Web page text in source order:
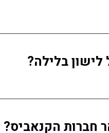
בלילה?